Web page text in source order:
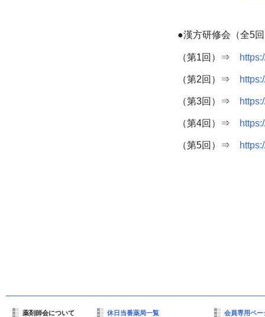
●漢方研修会（全5
（第1回）⇒
（第2回） ⇒
（第3回） ⇒
（第4回） ⇒
（第5回） ⇒
薬剤師会について 休日当番薬局一覧 会員専用ペー